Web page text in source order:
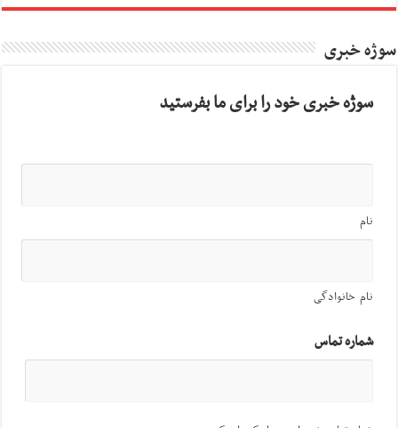
سوژه خبری
سوژه خبری خود را برای ما بفرستید
نام
نام خانوادگی
شماره تماس